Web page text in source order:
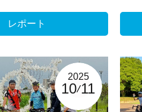
レポート
2025
10 11